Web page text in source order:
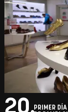
PRIMER